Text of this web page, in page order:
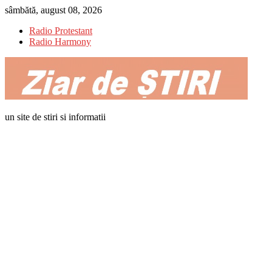
Skip
content
sâmbătă, august 08, 2026
Radio Protestant
Radio Harmony
un site de stiri si informatii